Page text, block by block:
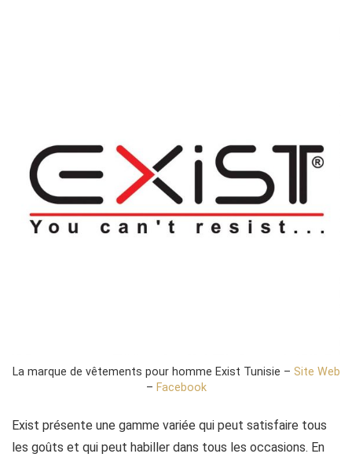
La marque de vêtements pour homme Exist Tunisie – Site Web
– Facebook
Exist présente une gamme variée qui peut satisfaire tous
les goûts et qui peut habiller dans tous les occasions. En